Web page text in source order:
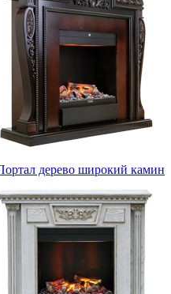
дерево широкий камин